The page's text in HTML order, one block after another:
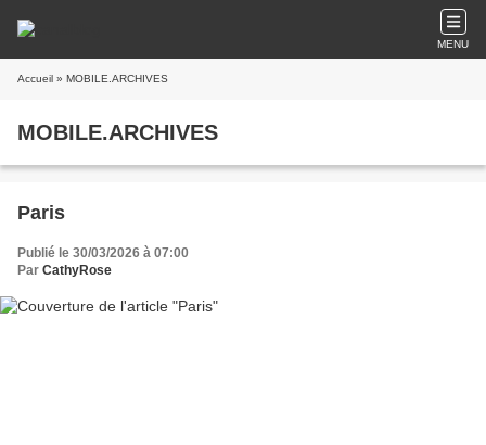
MENU
Accueil » MOBILE.ARCHIVES
MOBILE.ARCHIVES
Paris
Publié le 30/03/2026 à 07:00
Par CathyRose